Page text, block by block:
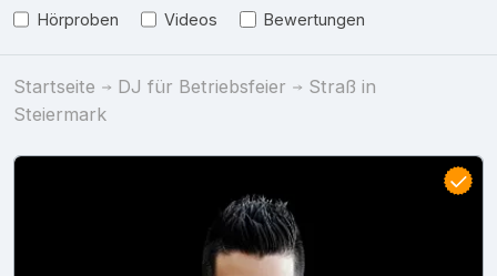
Hörproben Videos Bewertungen
Startseite DJ für Betriebsfeier
Straß in
Steiermark